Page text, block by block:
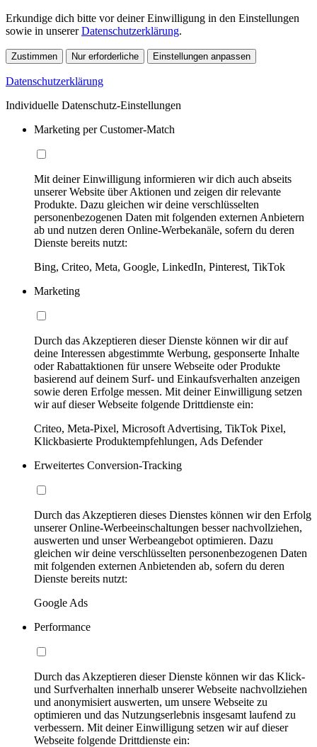
Erkundige dich bitte vor deiner Einwilligung in den Einstellungen
sowie in unsererDatenschutzerklärung.
Zustimmen Nur erforderliche Einstellungen anpassen
Datenschutzerklärung
Individuelle Datenschutz-Einstellungen
Marketing per Customer-Match
Mit deiner Einwilligung informieren wir dich auch abseits
unserer Website über Aktionen und zeigen dir relevante
Produkte. Dazu gleichen wir deine verschlüsselten
personenbezogenen Daten mit folgenden externen Anbietern
ab und nutzen deren Online-Werbekanäle, sofern du deren
Dienste bereits nutzt:
Bing, Criteo, Meta, Google, LinkedIn, Pinterest, TikTok
Marketing
Durch das Akzeptieren dieser Dienste können wir dir auf
deine Interessen abgestimmte Werbung, gesponserte Inhalte
oder Rabattaktionen für unsere Webseite oder Produkte
basierend auf deinem Surf- und Einkaufsverhalten anzeigen
sowie deren Erfolge messen. Mit deiner Einwilligung setzen
wir auf dieser Webseite folgende Drittdienste ein:
Criteo, Meta-Pixel, Microsoft Advertising, TikTok Pixel,
Klickbasierte Produktempfehlungen, Ads Defender
Erweitertes Conversion-Tracking
Durch das Akzeptieren dieses Dienstes können wir den Erfolg
unserer Online-Werbeeinschaltungen besser nachvollziehen,
auswerten und unser Werbeangebot optimieren. Dazu
gleichen wir deine verschlüsselten personenbezogenen Daten
mit folgenden externen Anbietenden ab, sofern du deren
Dienste bereits nutzt:
Google Ads
Performance
Durch das Akzeptieren dieser Dienste können wir das Klick-
und Surfverhalten innerhalb unserer Webseite nachvollziehen
und anonymisiert auswerten, um unsere Webseite zu
optimieren und das Nutzungserlebnis insgesamt laufend zu
verbessern. Mit deiner Einwilligung setzen wir auf dieser
Webseite folgende Drittdienste ein: